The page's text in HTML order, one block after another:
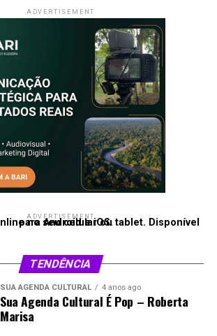
ADVERTISEMENT
ADVERTISEMENT
TENDÊNCIA
SUA AGENDA CULTURAL 4 anos ago
Sua Agenda Cultural É Pop – Roberta
Marisa